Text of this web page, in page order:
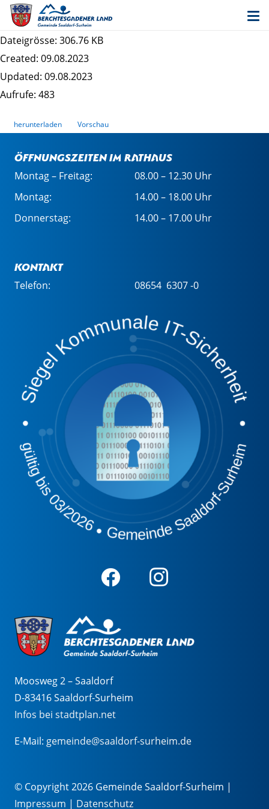
19. Änderung des Bebauungsplans
"Obersurheim" - Planzeichnung
Dateigrösse: 306.76 KB
Created: 09.08.2023
Updated: 09.08.2023
Aufrufe: 483
herunterladen Vorschau
Öffnungszeiten im Rathaus
Montag – Freitag:
08.00 – 12.30 Uhr
Montag:
14.00 – 18.00 Uhr
Donnerstag:
14.00 – 17.00 Uhr
Kontakt
Telefon: 08654 6307 -0
Moosweg 2 – Saaldorf
D-83416 Saaldorf-Surheim
Infos bei stadtplan.net
E-Mail: gemeinde@saaldorf-surheim.de
© Copyright 2026 Gemeinde Saaldorf-Surheim |
Impressum | Datenschutz